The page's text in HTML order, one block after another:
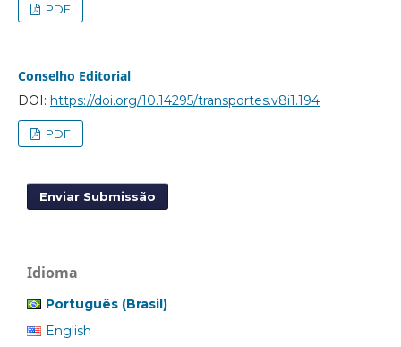
PDF
Conselho Editorial
DOI: https://doi.org/10.14295/transportes.v8i1.194
PDF
Enviar Submissão
Idioma
Português (Brasil)
English